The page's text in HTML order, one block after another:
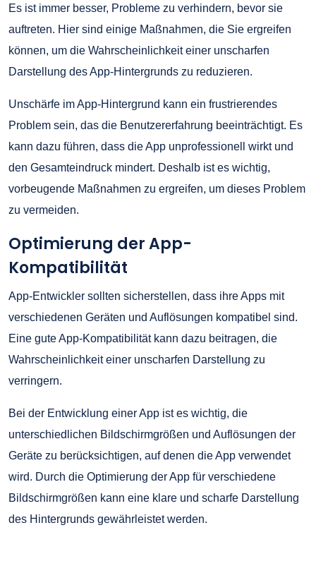
Es ist immer besser, Probleme zu verhindern, bevor sie
auftreten. Hier sind einige Maßnahmen, die Sie ergreifen
können, um die Wahrscheinlichkeit einer unscharfen
Darstellung des App-Hintergrunds zu reduzieren.
Unschärfe im App-Hintergrund kann ein frustrierendes
Problem sein, das die Benutzererfahrung beeinträchtigt. Es
kann dazu führen, dass die App unprofessionell wirkt und
den Gesamteindruck mindert. Deshalb ist es wichtig,
vorbeugende Maßnahmen zu ergreifen, um dieses Problem
zu vermeiden.
Optimierung der App-
Kompatibilität
App-Entwickler sollten sicherstellen, dass ihre Apps mit
verschiedenen Geräten und Auflösungen kompatibel sind.
Eine gute App-Kompatibilität kann dazu beitragen, die
Wahrscheinlichkeit einer unscharfen Darstellung zu
verringern.
Bei der Entwicklung einer App ist es wichtig, die
unterschiedlichen Bildschirmgrößen und Auflösungen der
Geräte zu berücksichtigen, auf denen die App verwendet
wird. Durch die Optimierung der App für verschiedene
Bildschirmgrößen kann eine klare und scharfe Darstellung
des Hintergrunds gewährleistet werden.